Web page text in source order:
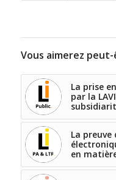
Vous aimerez
La prise
par la
La preuve
en